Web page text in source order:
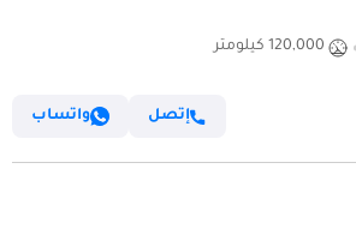
120,000 كيلومتر
إتصل واتساب